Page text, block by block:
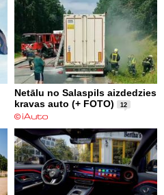
Netālu no Salaspils aizdedzies
kravas auto (+ FOTO)
12